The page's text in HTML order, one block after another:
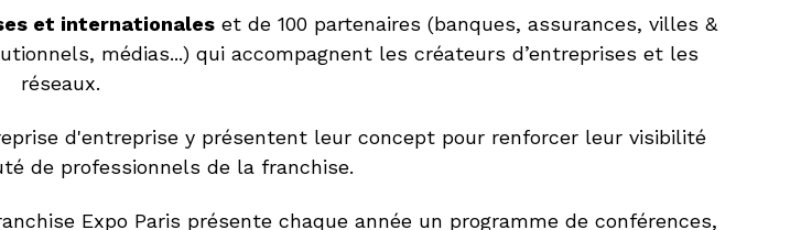
et internationaleset de 100 partenaires (banques, assurances, villes &
médias...) qui accompagnent les créateurs d’entreprises et les
réseaux.
d'entreprise y présentent leur concept pour renforcer leur visibilité
de professionnels de la franchise.
Expo Paris présente chaque année un programme de conférences,